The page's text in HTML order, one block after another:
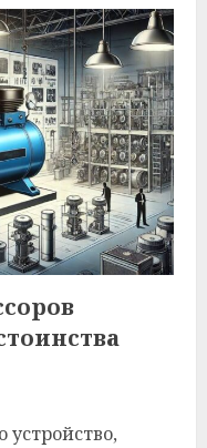
устройство,